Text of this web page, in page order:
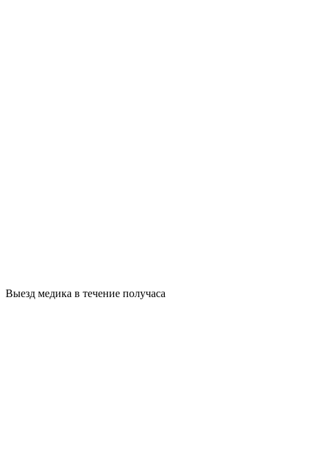
Выезд медика в течение получаса